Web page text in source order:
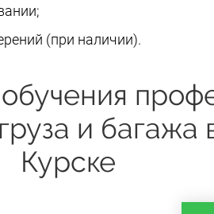
(при наличии).
и багажа
Курске